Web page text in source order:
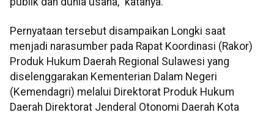
Pernyataan tersebut disampaikan Longki saat
menjadi narasumber pada Rapat Koordinasi (Rakor)
Produk Hukum Daerah Regional Sulawesi yang
diselenggarakan Kementerian Dalam Negeri
(Kemendagri) melalui Direktorat Produk Hukum
Daerah Direktorat Jenderal Otonomi Daerah Kota